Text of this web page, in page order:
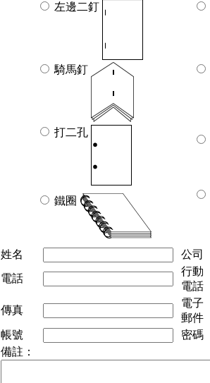
左邊二釘
騎馬釘
打二孔
鐵圈
姓名
公司
電話
行動
電話
傳真
電子
郵件
帳號
密碼
備註：